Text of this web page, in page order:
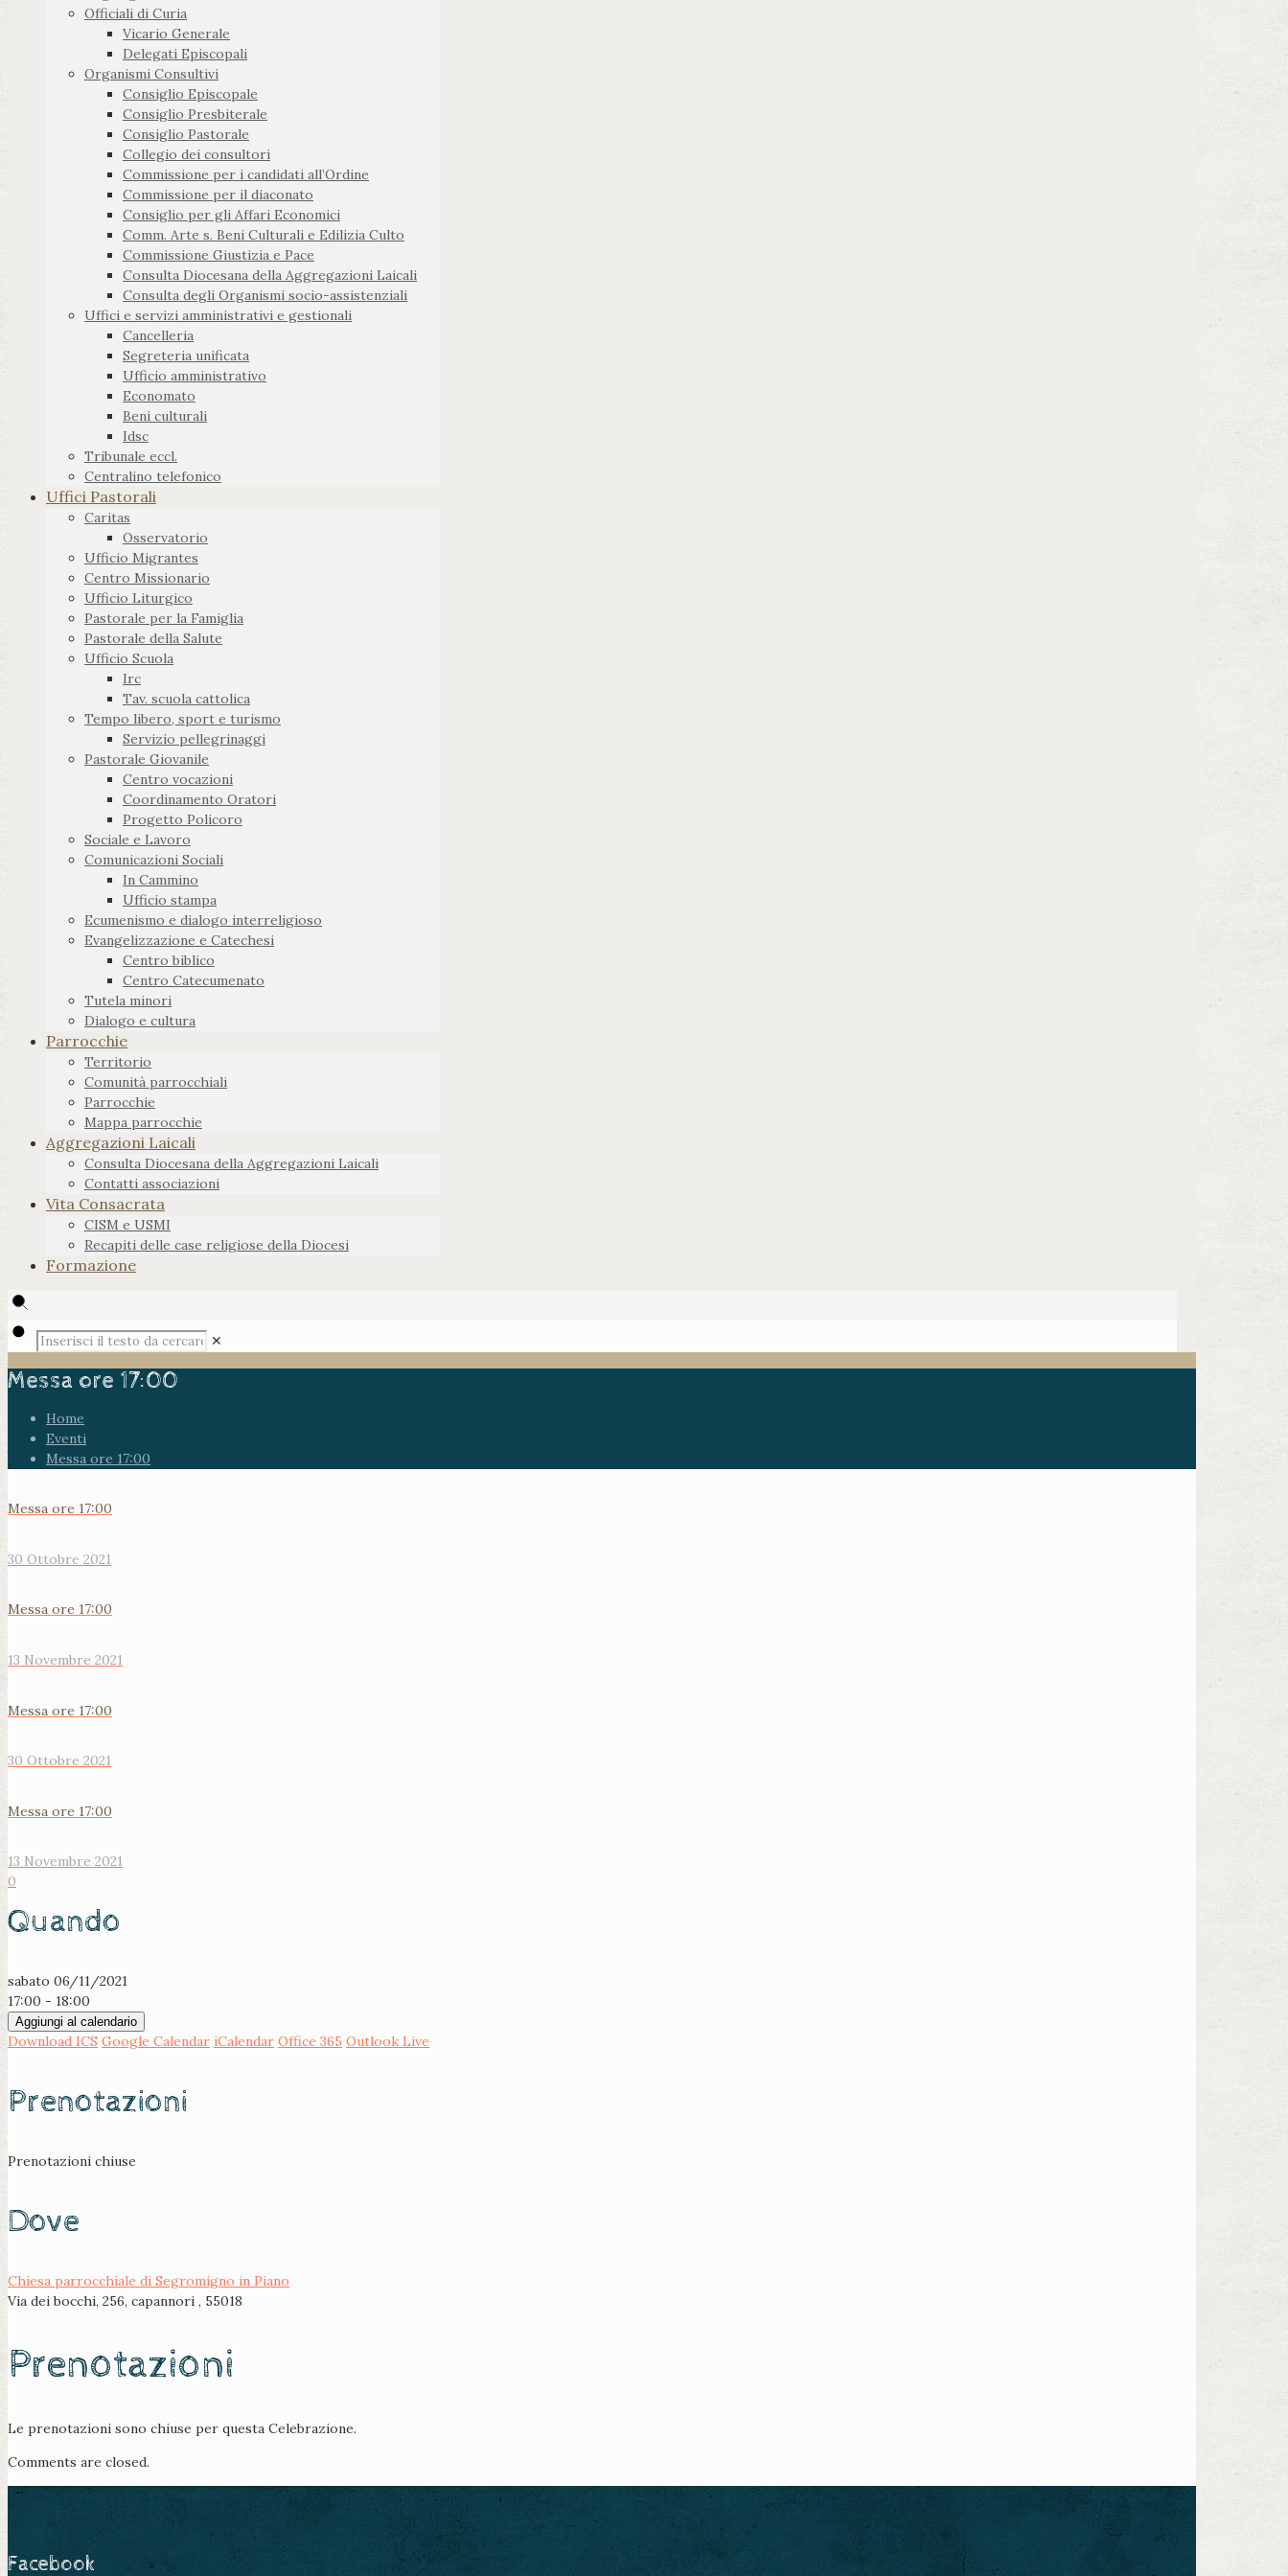
Officiali di Curia
Vicario Generale
Delegati Episcopali
Organismi Consultivi
Consiglio Episcopale
Consiglio Presbiterale
Consiglio Pastorale
Collegio dei consultori
Commissione per i candidati all’Ordine
Commissione per il diaconato
Consiglio per gli Affari Economici
Comm. Arte s. Beni Culturali e Edilizia Culto
Commissione Giustizia e Pace
Consulta Diocesana della Aggregazioni Laicali
Consulta degli Organismi socio-assistenziali
Uffici e servizi amministrativi e gestionali
Cancelleria
Segreteria unificata
Ufficio amministrativo
Economato
Beni culturali
Idsc
Tribunale eccl.
Centralino telefonico
Uffici Pastorali
Caritas
Osservatorio
Ufficio Migrantes
Centro Missionario
Ufficio Liturgico
Pastorale per la Famiglia
Pastorale della Salute
Ufficio Scuola
Irc
Tav. scuola cattolica
Tempo libero, sport e turismo
Servizio pellegrinaggi
Pastorale Giovanile
Centro vocazioni
Coordinamento Oratori
Progetto Policoro
Sociale e Lavoro
Comunicazioni Sociali
In Cammino
Ufficio stampa
Ecumenismo e dialogo interreligioso
Evangelizzazione e Catechesi
Centro biblico
Centro Catecumenato
Tutela minori
Dialogo e cultura
Parrocchie
Territorio
Comunità parrocchiali
Parrocchie
Mappa parrocchie
Aggregazioni Laicali
Consulta Diocesana della Aggregazioni Laicali
Contatti associazioni
Vita Consacrata
CISM e USMI
Recapiti delle case religiose della Diocesi
Formazione
✕
Messa ore 17:00
Home
Eventi
Messa ore 17:00
Messa ore 17:00
30 Ottobre 2021
Messa ore 17:00
13 Novembre 2021
Messa ore 17:00
30 Ottobre 2021
Messa ore 17:00
13 Novembre 2021
0
Quando
sabato 06/11/2021
17:00 - 18:00
Aggiungi al calendario
Download ICS Google Calendar iCalendar Office 365 Outlook Live
Prenotazioni
Prenotazioni chiuse
Dove
Chiesa parrocchiale di Segromigno in Piano
Via dei bocchi, 256, capannori , 55018
Prenotazioni
Le prenotazioni sono chiuse per questa Celebrazione.
Comments are closed.
Facebook